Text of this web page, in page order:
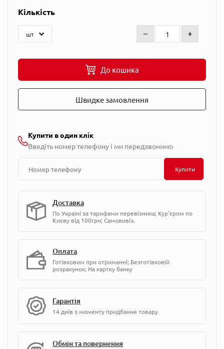
Кількість
До кошика
Швидке замовлення
Купити в один клік
Введіть номер телефону і ми передзвонимо
Купити
Доставка
По Україні за тарифами перевізника; Кур'єром по
Києву від 100грн; Самовивіз.
Оплата
Готівковим при отриманні; Безготівковій
розрахунок; На картку банку
Гарантія
14 днів з моменту придбання товару
Обмін та повернення